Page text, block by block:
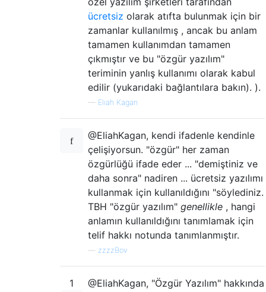
ücretsiz olarak atıfta bulunmak için bir
zamanlar kullanılmış , ancak bu anlam
tamamen kullanımdan tamamen
çıkmıştır ve bu "özgür yazılım"
teriminin yanlış kullanımı olarak kabul
edilir (yukarıdaki bağlantılara bakın). ).
— Eliah Kagan
@EliahKagan, kendi ifadenle kendinle
çelişiyorsun. "özgür" her zaman
özgürlüğü ifade eder ... "demiştiniz ve
daha sonra" nadiren ... ücretsiz yazılımı
kullanmak için kullanıldığını "söylediniz.
TBH "özgür yazılım" genellikle , hangi
anlamın kullanıldığını tanımlamak için
telif hakkı notunda tanımlanmıştır.
zzzzBov
1
@EliahKagan, "Özgür Yazılım" hakkında